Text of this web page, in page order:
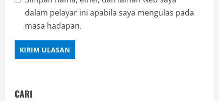
dalam pelayar ini apabila saya mengulas pada
masa hadapan.
CARI